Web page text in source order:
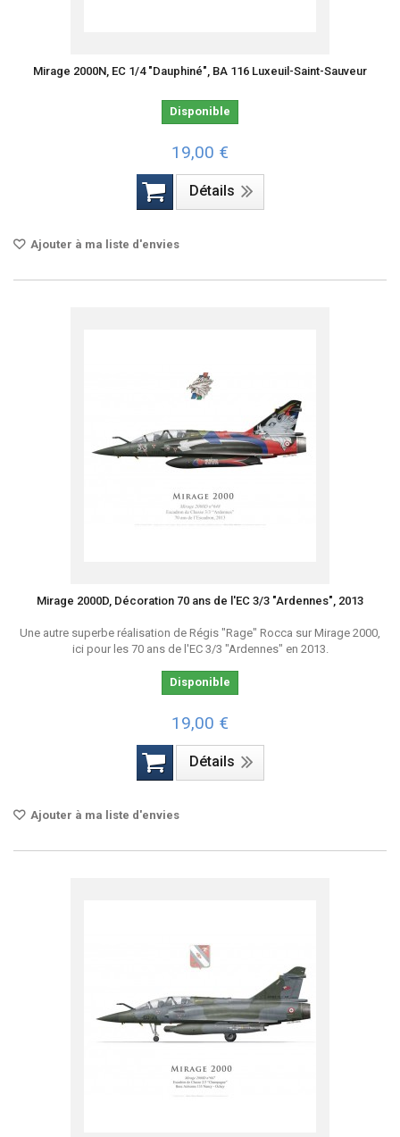
Mirage 2000N, EC 1/4 "Dauphiné", BA 116 Luxeuil-Saint-Sauveur
Disponible
19,00 €
Détails
Ajouter à ma liste d'envies
Mirage 2000D, Décoration 70 ans de l'EC 3/3 "Ardennes", 2013
Une autre superbe réalisation de Régis "Rage" Rocca sur Mirage 2000,
ici pour les 70 ans de l'EC 3/3 "Ardennes" en 2013.
Disponible
19,00 €
Détails
Ajouter à ma liste d'envies